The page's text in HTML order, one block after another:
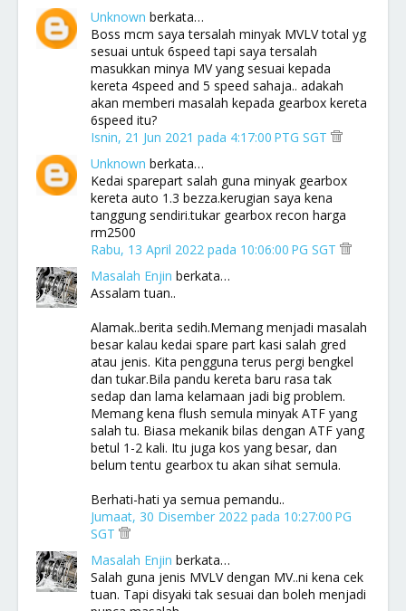
Unknown berkata…
Boss mcm saya tersalah minyak MVLV total yg
sesuai untuk 6speed tapi saya tersalah
masukkan minya MV yang sesuai kepada
kereta 4speed and 5 speed sahaja.. adakah
akan memberi masalah kepada gearbox kereta
6speed itu?
Isnin, 21 Jun 2021 pada 4:17:00 PTG SGT
Unknown berkata…
Kedai sparepart salah guna minyak gearbox
kereta auto 1.3 bezza.kerugian saya kena
tanggung sendiri.tukar gearbox recon harga
rm2500
Rabu, 13 April 2022 pada 10:06:00 PG SGT
Masalah Enjin berkata…
Assalam tuan..
Alamak..berita sedih.Memang menjadi masalah
besar kalau kedai spare part kasi salah gred
atau jenis. Kita pengguna terus pergi bengkel
dan tukar.Bila pandu kereta baru rasa tak
sedap dan lama kelamaan jadi big problem.
Memang kena flush semula minyak ATF yang
salah tu. Biasa mekanik bilas dengan ATF yang
betul 1-2 kali. Itu juga kos yang besar, dan
belum tentu gearbox tu akan sihat semula.
Berhati-hati ya semua pemandu..
Jumaat, 30 Disember 2022 pada 10:27:00 PG
SGT
Masalah Enjin berkata…
Salah guna jenis MVLV dengan MV..ni kena cek
tuan. Tapi disyaki tak sesuai dan boleh menjadi